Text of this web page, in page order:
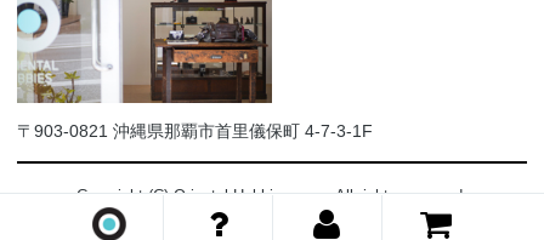
〒903-0821 沖縄県那覇市首里儀保町 4-7-3-1F
Copyright (C) Oriental-Hobbies.com. All rights reserved.